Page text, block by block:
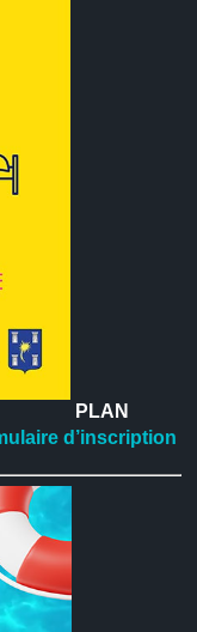
PLAN
d’inscription